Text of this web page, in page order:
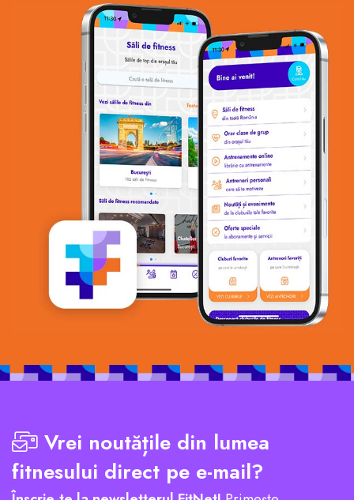
Vrei noutățile din lumea
fitnesului direct pe e-mail?